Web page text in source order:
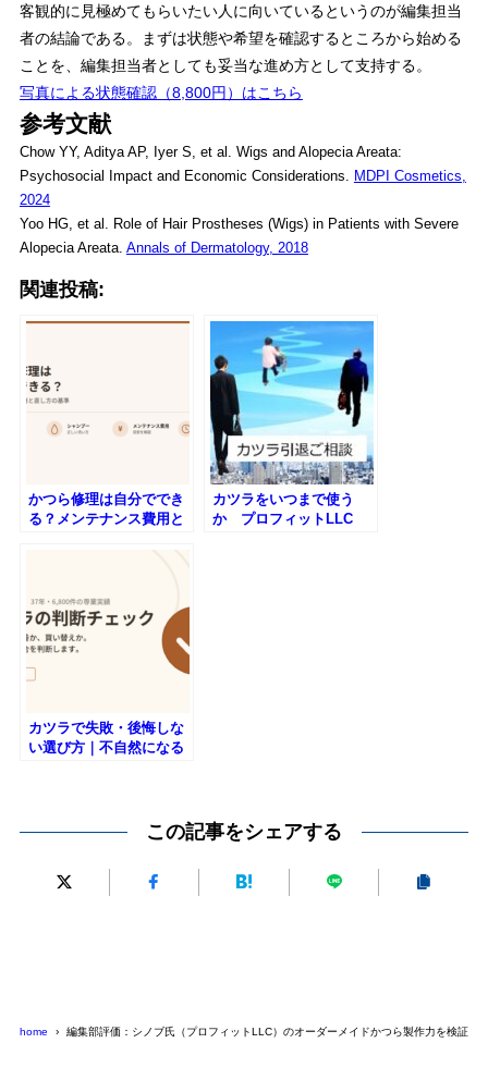
客観的に見極めてもらいたい人に向いているというのが編集担当
者の結論である。まずは状態や希望を確認するところから始める
ことを、編集担当者としても妥当な進め方として支持する。
写真による状態確認（8,800円）はこちら
参考文献
Chow YY, Aditya AP, Iyer S, et al. Wigs and Alopecia Areata:
Psychosocial Impact and Economic Considerations.
MDPI Cosmetics,
2024
Yoo HG, et al. Role of Hair Prostheses (Wigs) in Patients with Severe
Alopecia Areata. Annals of Dermatology, 2018
関連投稿:
かつら修理は自分ででき
る？メンテナンス費用と
カツラをいつまで使う
か プロフィットLLC
カツラで失敗・後悔しな
い選び方｜不自然になる
この記事をシェアする
home 編集部評価：シノブ氏（プロフィットLLC）のオーダーメイドかつら製作力を検証す